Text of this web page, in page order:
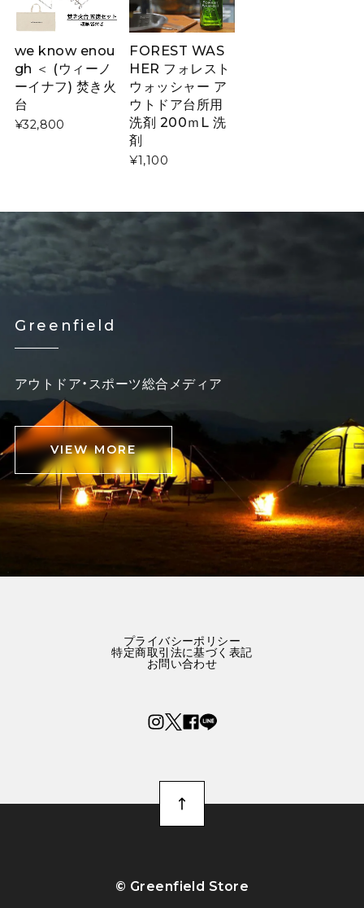
we know enou
gh ＜ (ウィーノ
ーイナフ) 焚き火
台
¥32,800
FOREST WAS
HER フォレスト
ウォッシャー ア
ウトドア台所用
洗剤 200ｍL 洗
剤
¥1,100
Greenfield
アウトドア・スポーツ総合メディア
VIEW MORE
プライバシーポリシー
特定商取引法に基づく表記
お問い合わせ
©︎ Greenfield Store